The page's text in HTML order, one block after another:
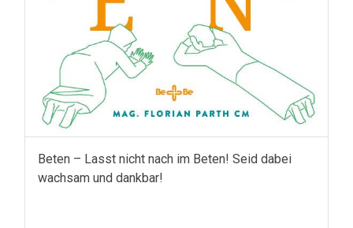
Beten – Lasst nicht nach im Beten! Seid dabei
wachsam und dankbar!